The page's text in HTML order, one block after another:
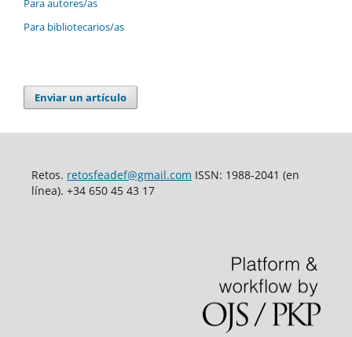
Para bibliotecarios/as
Enviar un artículo
Retos. retosfeadef@gmail.com ISSN: 1988-2041 (en
línea). +34 650 45 43 17